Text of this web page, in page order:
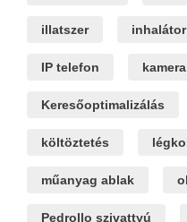
illatszer inhalátor
IP telefon kamera
Keresőoptimalizálás
költöztetés
műanyag ablak
Pedrollo szivattyú